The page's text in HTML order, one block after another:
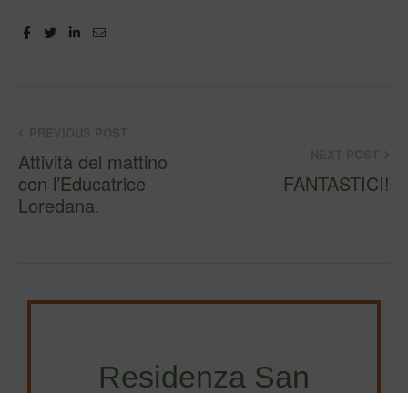
FacebookTwitterLinkedin
Email
Attività del mattino
con l’Educatrice
Loredana.
FANTASTICI!
Residenza San